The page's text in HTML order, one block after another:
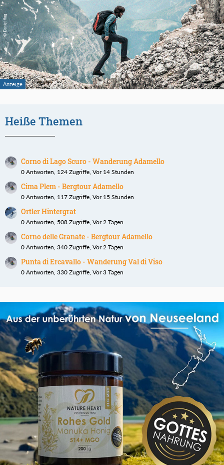
Heiße Themen
Corno di Lago Scuro - Wanderung Adamello
0 Antworten, 124 Zugriffe, Vor 14 Stunden
Cima Plem - Bergtour Adamello
0 Antworten, 117 Zugriffe, Vor 15 Stunden
Ortler Hintergrat
0 Antworten, 508 Zugriffe, Vor 2 Tagen
Corno delle Granate - Bergtour Adamello
0 Antworten, 340 Zugriffe, Vor 2 Tagen
Punta di Ercavallo - Wanderung Val di Viso
0 Antworten, 330 Zugriffe, Vor 3 Tagen